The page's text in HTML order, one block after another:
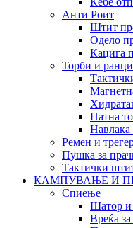
Анти Роит
Штит
Одело
Кацига
Торби и ранци
Патна
Навлака
Ремен и
Пушка за
Тактички
КАМПУВАЊЕ И
Спиење
Шатор и
Вреќа